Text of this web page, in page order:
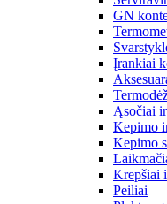
GN
Įrankiai
Ąsočiai
Kepimo
Kepimo
Krepšiai
Peiliai